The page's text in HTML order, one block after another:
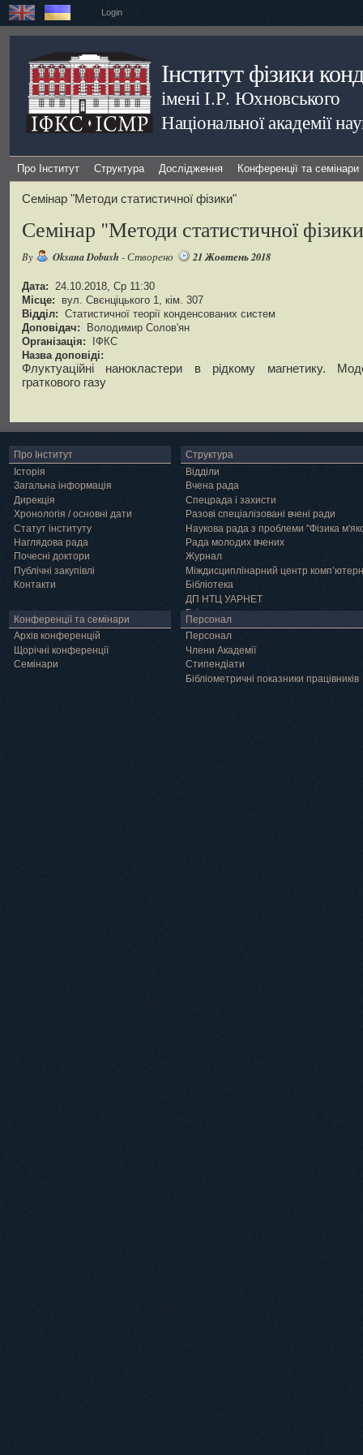
Login
Інститут фізики
імені І.Р. Юхновського
Національної академії
Про Інститут Структура Дослідження Конференції та семінари
Семінар "Методи статистичної фізики"
Семінар "Методи статистичної
By Oksana Dobush - Створено 21 Жовтень 2018
Дата: 24.10.2018, Ср 11:30
Місце:
вул. Свєнціцького 1, кім. 307
Відділ: Статистичної теорії конденсованих систем
Доповідач:
Володимир Солов'ян
Організація:
ІФКС
Назва доповіді:
Флуктуаційні нанокластери в рідкому магнетику.
граткового газу
Про Інститут
Історія
Загальна інформація
Дирекція
Хронологія / основні дати
Статут інституту
Наглядова рада
Почесні доктори
Публічні закупівлі
Контакти
Структура
Відділи
Вчена рада
Спецрада і захисти
Разові спеціалізовані вчені ради
Наукова рада з проблеми "Фізика
Рада молодих вчених
Журнал
Міждисциплінарний центр
Бібліотека
ДП НТЦ УАРНЕТ
Грід
Конференції та семінари
Архів конференцій
Щорічні конференції
Семінари
Персонал
Персонал
Члени Академії
Cтипендіати
Бібліометричні показники працівників